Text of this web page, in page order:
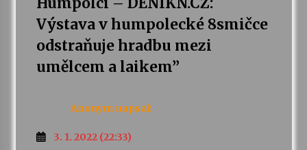
Výstava v humpolecké 8smičce
odstraňuje hradbu mezi
umělcem a laikem”
Anonym napsal:
3. 1. 2022 (22:33)